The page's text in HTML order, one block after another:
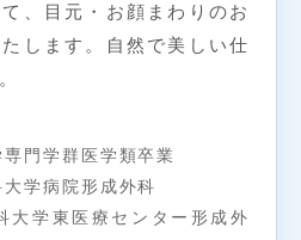
、目元・お顔まわりのお
します。自然で美しい仕
門学群医学類卒業
学病院形成外科
学東医療センター形成外